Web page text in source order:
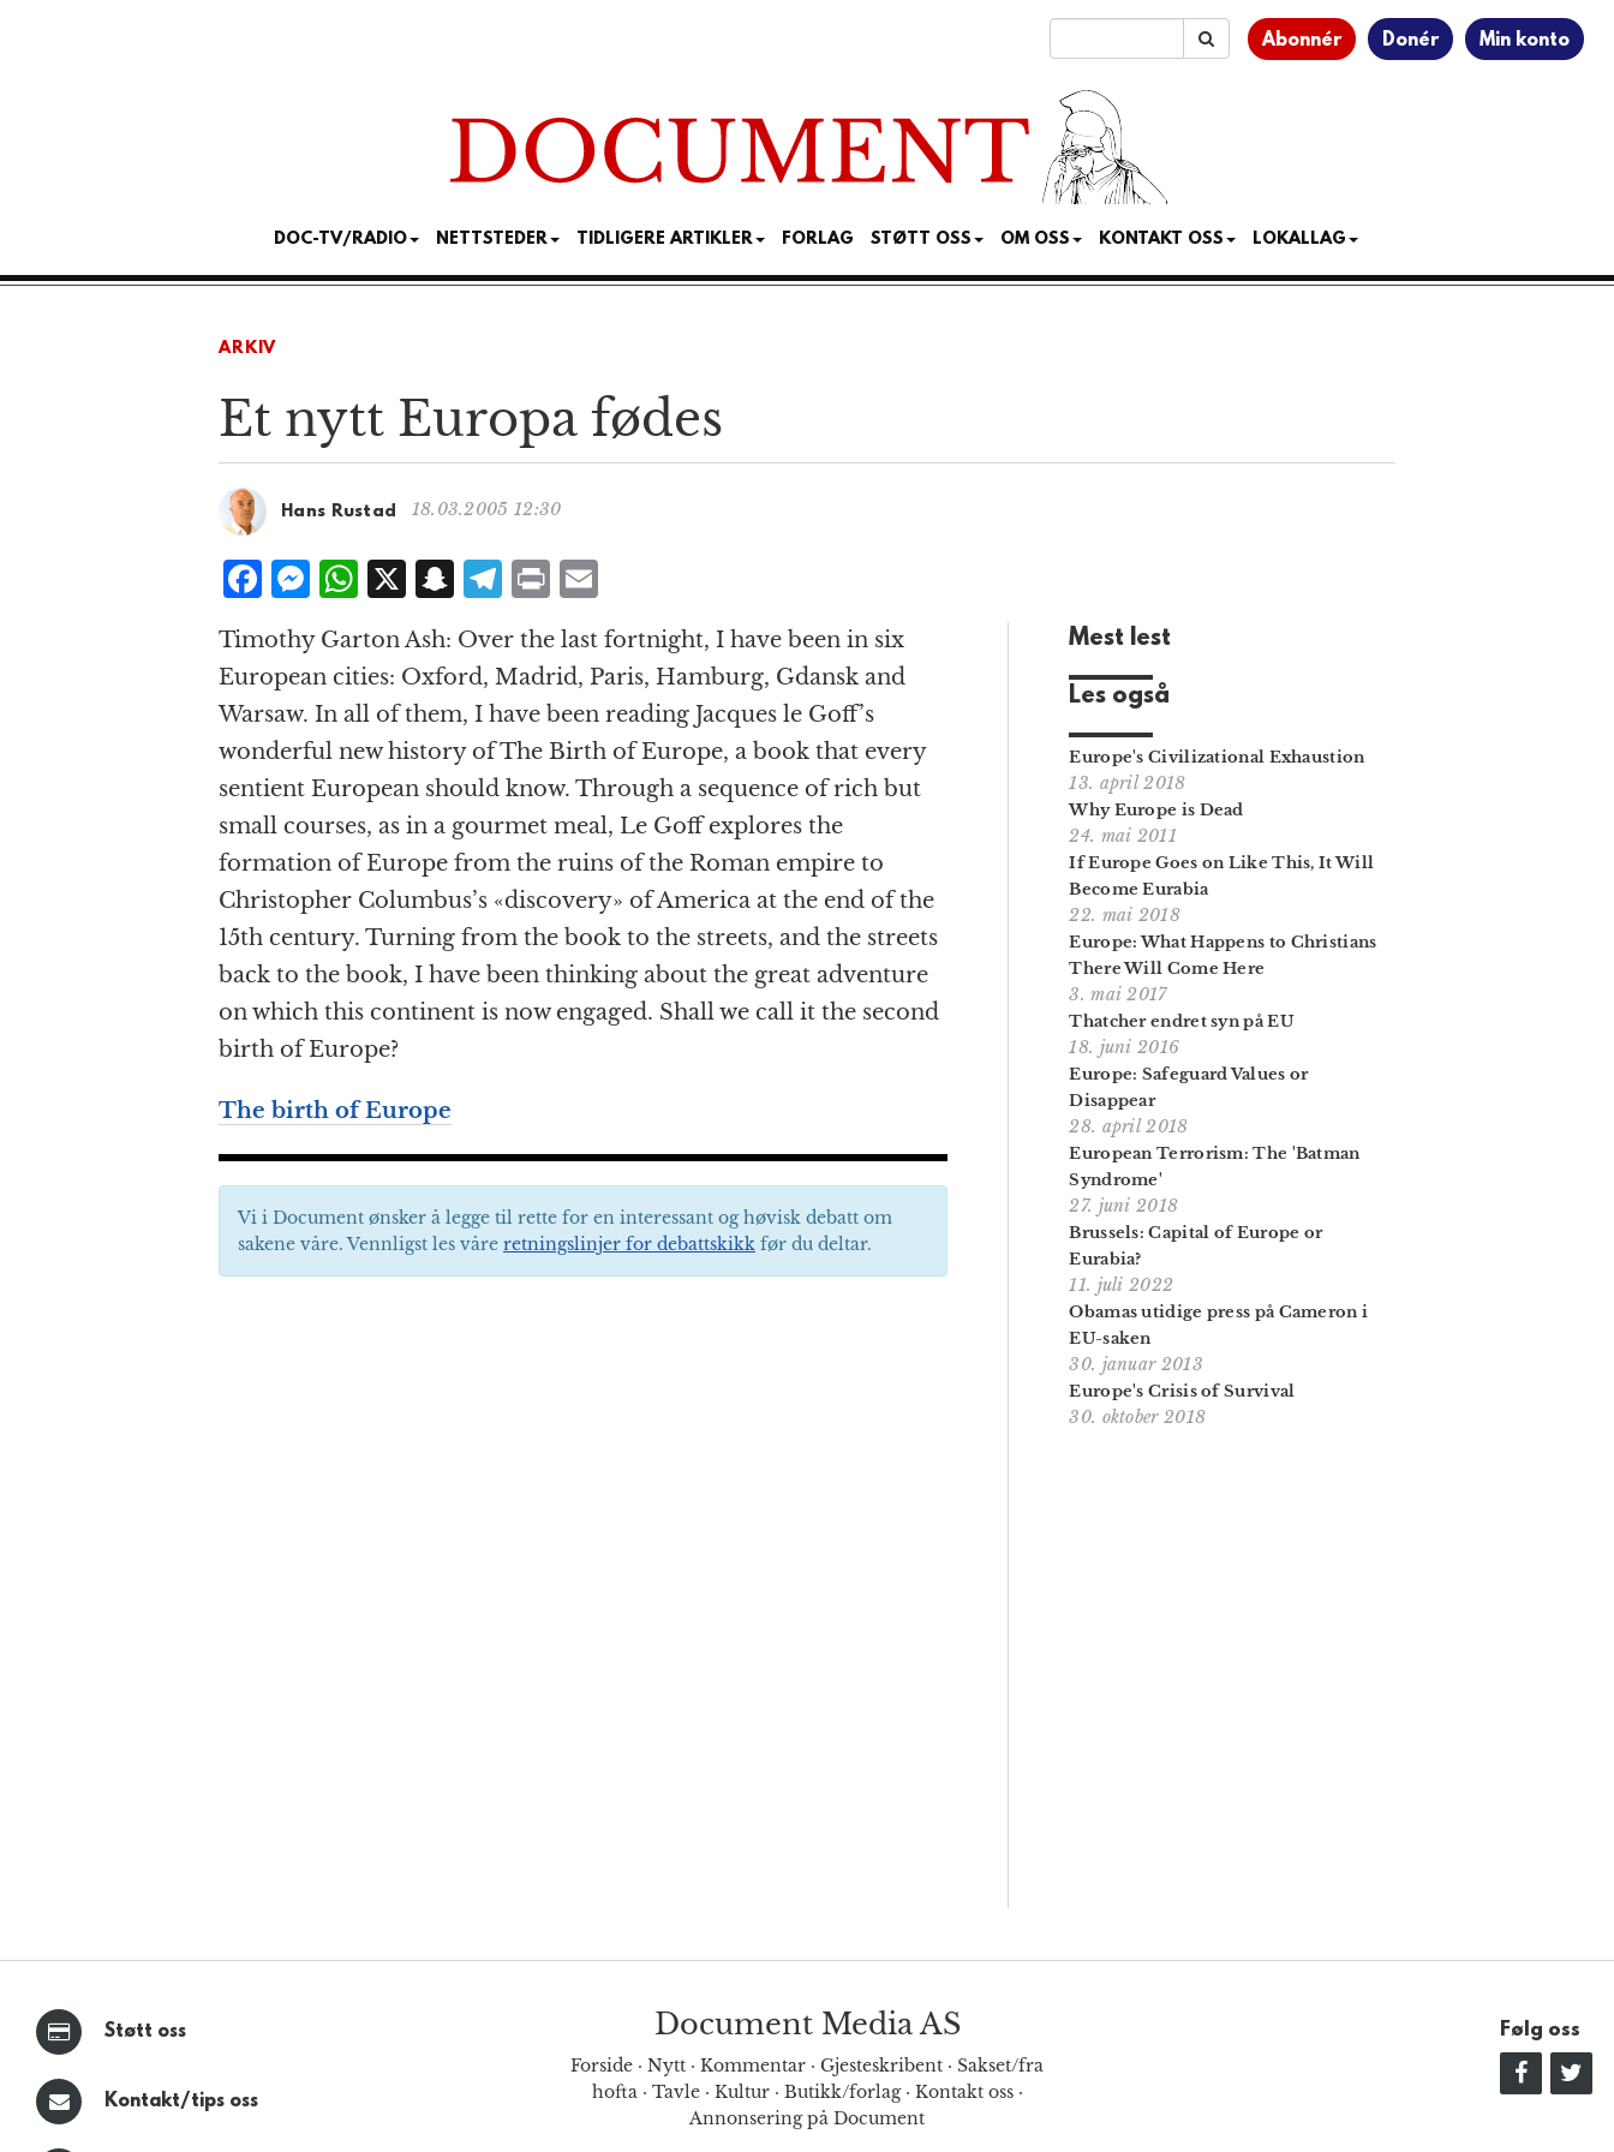
Abonnér Donér Min konto
DOC-TV/RADIO NETTSTEDER TIDLIGERE ARTIKLER FORLAG STØTT OSS OM OSS KONTAKT OSS LOKALLAG
ARKIV
Et nytt Europa fødes
Hans Rustad 18.03.2005 12:30
F
c
e
b
o
o
k
M
e
ss
e
n
g
e
r
W
at
s
A
p
p
X S
n
a
p
c
h
at
T
el
e
g
r
a
m
P
ri
n
t
m
ai
l
Timothy Garton Ash: Over the last fortnight, I have been in six
European cities: Oxford, Madrid, Paris, Hamburg, Gdansk and
Warsaw. In all of them, I have been reading Jacques le Goff’s
wonderful new history of The Birth of Europe, a book that every
sentient European should know. Through a sequence of rich but
small courses, as in a gourmet meal, Le Goff explores the
formation of Europe from the ruins of the Roman empire to
Christopher Columbus’s «discovery» of America at the end of the
15th century. Turning from the book to the streets, and the streets
back to the book, I have been thinking about the great adventure
on which this continent is now engaged. Shall we call it the second
birth of Europe?
The birth of Europe
Vi i Document ønsker å legge til rette for en interessant og høvisk debatt om
sakene våre. Vennligst les våre retningslinjer for debattskikk før du deltar.
Mest lest
Les også
Europe's Civilizational Exhaustion
13. april 2018
Why Europe is Dead
24. mai 2011
If Europe Goes on Like This, It Will
Become Eurabia
22. mai 2018
Europe: What Happens to Christians
There Will Come Here
3. mai 2017
Thatcher endret syn på EU
18. juni 2016
Europe: Safeguard Values or
Disappear
28. april 2018
European Terrorism: The 'Batman
Syndrome'
27. juni 2018
Brussels: Capital of Europe or
Eurabia?
11. juli 2022
Obamas utidige press på Cameron i
EU-saken
30. januar 2013
Europe's Crisis of Survival
30. oktober 2018
Støtt oss
Kontakt/tips oss
Document Media AS
Forside · Nytt · Kommentar · Gjesteskribent · Sakset/fra
hofta· Tavle· Kultur· Butikk/forlag· Kontakt oss·
Annonsering på Document
Følg oss